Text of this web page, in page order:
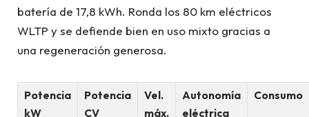
batería de 17,8 kWh. Ronda los 80 km eléctricos
WLTP y se defiende bien en uso mixto gracias a
una regeneración generosa.
Potencia
kW
Potencia
CV
Vel.
máx.
Autonomía
eléctrica
Consumo